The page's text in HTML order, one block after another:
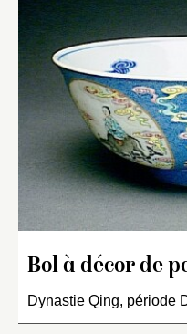
Bol à décor de
Dynastie Qing, période